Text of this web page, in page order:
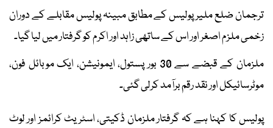
ترجمان ضلع ملیر پولیس کے مطابق مبینہ پولیس مقابلے کے دوران
زخمی ملزم اصغر اور اس کے ساتھی زاہد اور اکرم کو گرفتار میں لیا گیا۔
ملزمان کے قبضے سے 30 بور پستول، ایمونیشن، ایک موبائل فون،
موٹرسائیکل اور نقد رقم برآمد کرلی گئی۔
پولیس کا کہنا ہے کہ گرفتار ملزمان ڈکیتی، اسٹریٹ کرائمز اور لوٹ